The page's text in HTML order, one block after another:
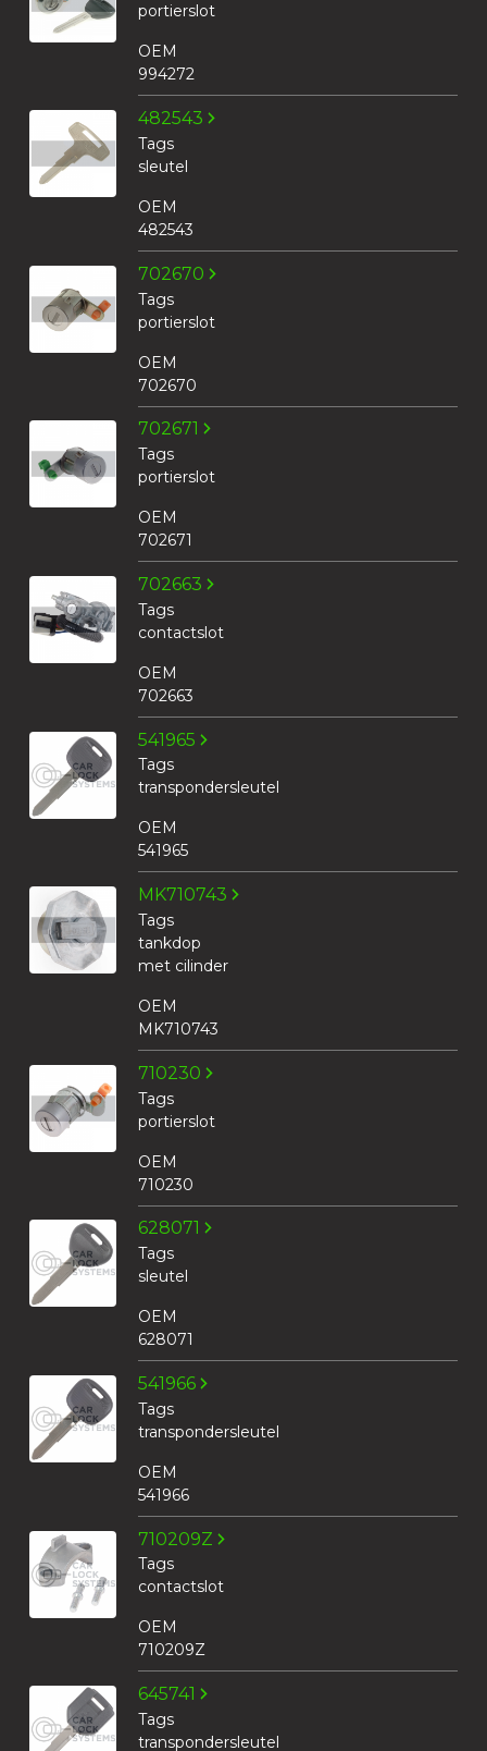
portierslot
OEM
994272
482543
Tags
sleutel
OEM
482543
702670
Tags
portierslot
OEM
702670
702671
Tags
portierslot
OEM
702671
702663
Tags
contactslot
OEM
702663
541965
Tags
transpondersleutel
OEM
541965
MK710743
Tags
tankdop
met cilinder
OEM
MK710743
710230
Tags
portierslot
OEM
710230
628071
Tags
sleutel
OEM
628071
541966
Tags
transpondersleutel
OEM
541966
710209Z
Tags
contactslot
OEM
710209Z
645741
Tags
transpondersleutel